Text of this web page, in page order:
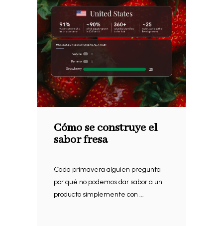
Cómo se construye el
sabor fresa
Cada primavera alguien pregunta
por qué no podemos dar sabor a un
producto simplemente con ...